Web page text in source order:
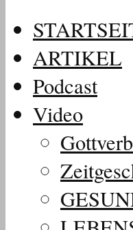
ARTIKEL
Podcast
Video